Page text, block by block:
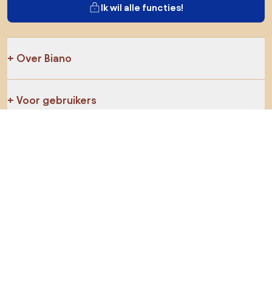
Ik wil alle functies!
Over Biano
Voor gebruikers